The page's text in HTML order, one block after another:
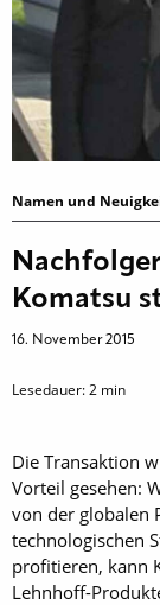
Namen und
Komatsu
16. November 2015
Lesedauer:2 min
Die Transaktion
Vorteil gesehen:
von der globalen
technologischen
profitieren, kann
Lehnhoff-